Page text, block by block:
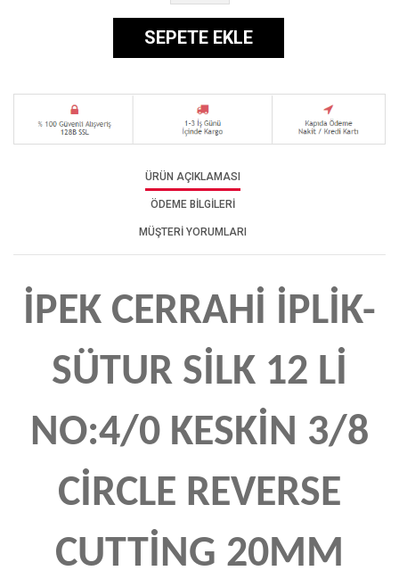
SEPETE EKLE
ÜRÜN AÇIKLAMASI
ÖDEME BİLGİLERİ
MÜŞTERİ YORUMLARI
İPEK CERRAHİ İPLİK-
SÜTUR SİLK 12 Lİ
NO:4/0 KESKİN 3/8
CİRCLE REVERSE
CUTTİNG 20MM